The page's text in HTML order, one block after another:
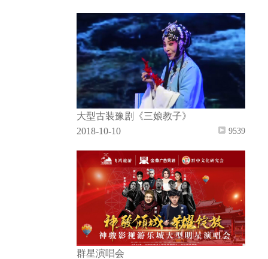
大型古装豫剧《三娘教子》
2018-10-10
9539
群星演唱会